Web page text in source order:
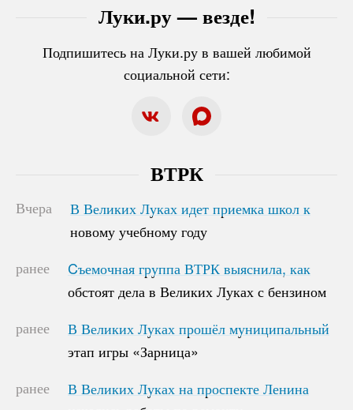
Луки.ру — везде!
Подпишитесь на Луки.ру в вашей любимой
социальной сети:
ВТРК
Вчера
В Великих Луках идет приемка школ к
новому учебному году
В Великих Луках идет приемка школ к
новому учебному году
ранее
Cъемочная группа ВТРК выяснила, как
обстоят дела в Великих Луках с бензином
Cъемочная группа ВТРК выяснила, как
обстоят дела в Великих Луках с бензином
ранее
В Великих Луках прошёл муниципальный
этап игры «Зарница»
В Великих Луках прошёл муниципальный
этап игры «Зарница»
ранее
В Великих Луках на проспекте Ленина
В Великих Луках на проспекте Ленина